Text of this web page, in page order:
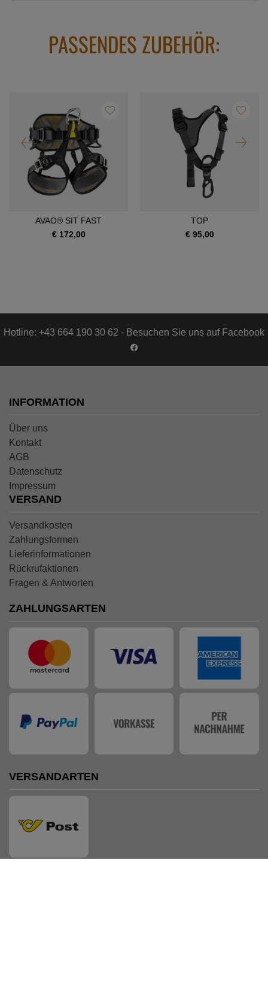
PASSENDES ZUBEHÖR:
AVAO® SIT FAST
€ 172,00
TOP
€ 95,00
Hotline: +43 664 190 30 62 - Besuchen Sie uns auf Facebook
INFORMATION
Über uns
Kontakt
AGB
Datenschutz
Impressum
VERSAND
Versandkosten
Zahlungsformen
Lieferinformationen
Rückrufaktionen
Fragen & Antworten
ZAHLUNGSARTEN
VERSANDARTEN